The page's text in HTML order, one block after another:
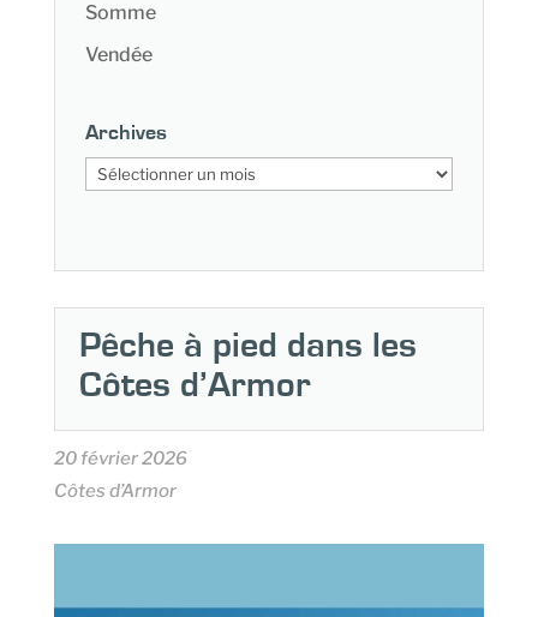
Somme
Vendée
Archives
Archives
Pêche à pied dans les
Côtes d’Armor
20 février 2026
Côtes d’Armor